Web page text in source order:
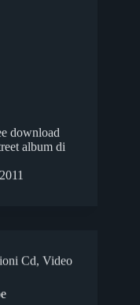
download
album di
Cd, Video